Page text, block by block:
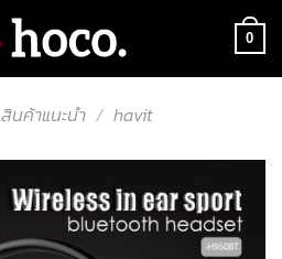
0
สินค้าแนะนำ / havit